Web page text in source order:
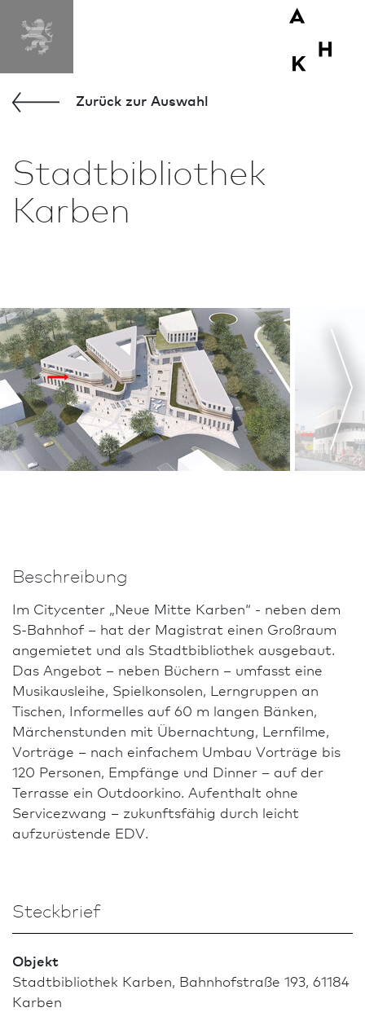
MENÜ
Zurück zur Aus­wahl
Stadtbibliothek
Karben
Beschreibung
Im Citycenter „Neue Mitte Karben“ - neben dem
S-Bahnhof – hat der Magistrat einen Großraum
angemietet und als Stadtbibliothek ausgebaut.
Das An­ge­bot – neben Büchern – umfasst eine
Musikausleihe, Spielkonsolen, Lerngruppen an
Tischen, Informelles auf 60 m langen Bänken,
Märchenstunden mit Übernachtung, Lernfilme,
Vorträge – nach einfachem Umbau Vorträge bis
120 Personen, Empfänge und Dinner – auf der
Terrasse ein Outdoorkino. Aufenthalt ohne
Servicezwang – zukunftsfähig durch leicht
aufzurüstende EDV.
Steckbrief
Objekt
Stadtbibliothek Karben, Bahnhofstraße 193, 61184
Karben